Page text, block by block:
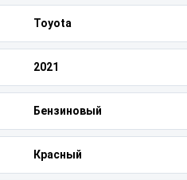
Toyota
2021
Бензиновый
Красный